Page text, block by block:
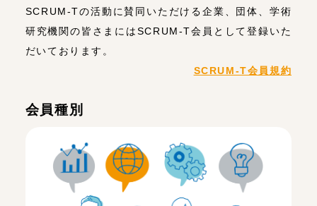
SCRUM-Tの活動に賛同いただける企業、団体、学術
研究機関の皆さまにはSCRUM-T会員として登録いた
だいております。
SCRUM-T会員規約
会員種別